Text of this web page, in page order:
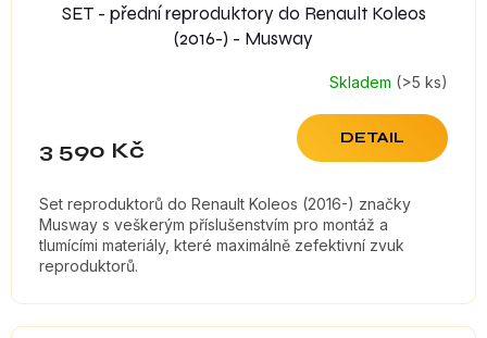
SET - přední reproduktory do Renault Koleos
(2016-) - Musway
Skladem (>5 ks)
3 590 Kč DETAIL
Set reproduktorů do Renault Koleos (2016-) značky
Musway s veškerým příslušenstvím pro montáž a
tlumícími materiály, které maximálně zefektivní zvuk
reproduktorů.